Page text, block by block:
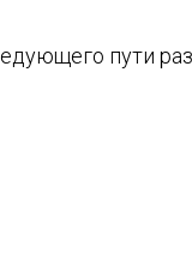
пути